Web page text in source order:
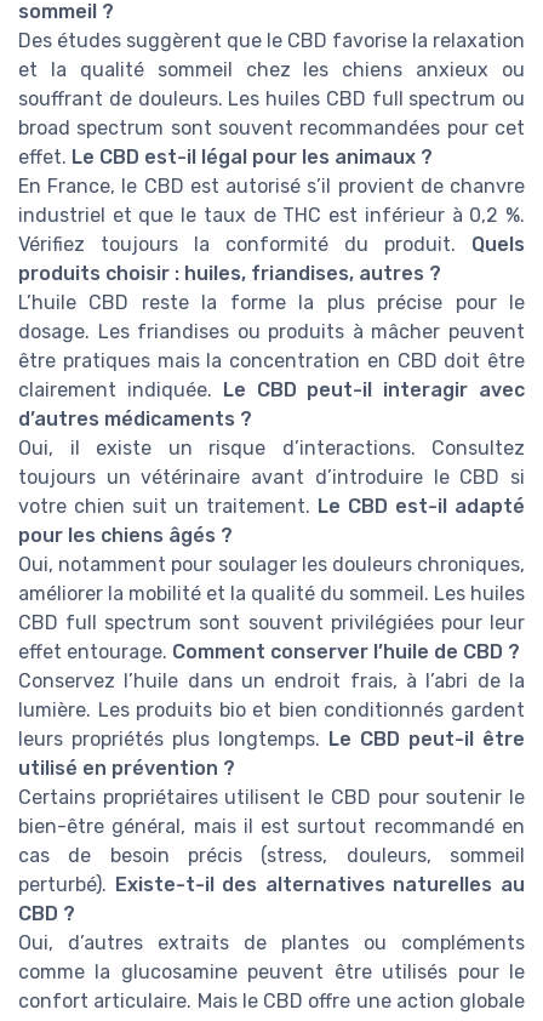
sommeil ?
Des études suggèrent que le CBD favorise la relaxation
et la qualité sommeil chez les chiens anxieux ou
souffrant de douleurs. Les huiles CBD full spectrum ou
broad spectrum sont souvent recommandées pour cet
effet. Le CBD est-il légal pour les animaux ?
En France, le CBD est autorisé s’il provient de chanvre
industriel et que le taux de THC est inférieur à 0,2 %.
Vérifiez toujours la conformité du produit. Quels
produits choisir : huiles, friandises, autres ?
L’huile CBD reste la forme la plus précise pour le
dosage. Les friandises ou produits à mâcher peuvent
être pratiques mais la concentration en CBD doit être
clairement indiquée. Le CBD peut-il interagir avec
d’autres médicaments ?
Oui, il existe un risque d’interactions. Consultez
toujours un vétérinaire avant d’introduire le CBD si
votre chien suit un traitement. Le CBD est-il adapté
pour les chiens âgés ?
Oui, notamment pour soulager les douleurs chroniques,
améliorer la mobilité et la qualité du sommeil. Les huiles
CBD full spectrum sont souvent privilégiées pour leur
effet entourage. Comment conserver l’huile de CBD ?
Conservez l’huile dans un endroit frais, à l’abri de la
lumière. Les produits bio et bien conditionnés gardent
leurs propriétés plus longtemps. Le CBD peut-il être
utilisé en prévention ?
Certains propriétaires utilisent le CBD pour soutenir le
bien-être général, mais il est surtout recommandé en
cas de besoin précis (stress, douleurs, sommeil
perturbé). Existe-t-il des alternatives naturelles au
CBD ?
Oui, d’autres extraits de plantes ou compléments
comme la glucosamine peuvent être utilisés pour le
confort articulaire. Mais le CBD offre une action globale